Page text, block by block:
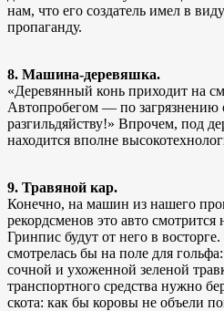
нам, что его создатель имел в
пропаганду.
8. Машина-деревяшка.
«Деревянный конь приходит на
Автопробегом — по
разгильдяйству!» Впрочем, под
находится вполне
9. Травяной кар.
Конечно, на машин из нашего
рекордсменов это авто смотрится
Гринпис будут от него в
смотрелась бы на поле для
сочной и ухоженной зеленой
транспортного средства нужно
скота: как бы коровы не объели